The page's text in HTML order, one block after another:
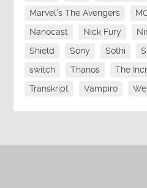
Marvel's The Avengers
Nanocast
Nick Fury
Shield
Sony Sothi
switch
Thanos The
Transkript
Vampiro